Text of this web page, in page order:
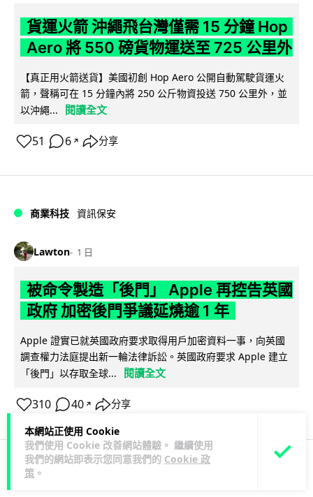
本網站正使用 Cookie
我們使用 Cookie 改善網站體驗。 繼續使用
我們的網站即表示您同意我們的 Cookie 政
策 。
貨運火箭 沖繩飛台灣僅需 15 分鐘 Hop
Aero 將 550 磅貨物運送至 725 公里外
【真正用火箭送貨】美國初創 Hop Aero 公開自動駕駛貨運火
箭，聲稱可在 15 分鐘內將 250 公斤物資投送 750 公里外，並
以沖繩...
閱讀全文
51 6 ↗ 分享
商業科技 資訊保安
Lawton 1 日
被命令製造「後門」 Apple 再控告英國
政府 加密後門爭議延燒逾 1 年
Apple 證實已就英國政府要求取得用戶加密資料一事，向英國
調查權力法庭提出新一輪法律訴訟。英國政府要求 Apple 建立
「後門」以存取全球...
閱讀全文
310 40 ↗ 分享
科技娛樂